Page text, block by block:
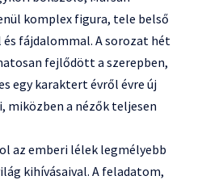
komplex figura, tele belső
fájdalommal. A sorozat hét
fejlődött a szerepben,
egy karaktert évről évre új
miközben a nézők teljesen
az emberi lélek legmélyebb
kihívásaival. A feladatom,